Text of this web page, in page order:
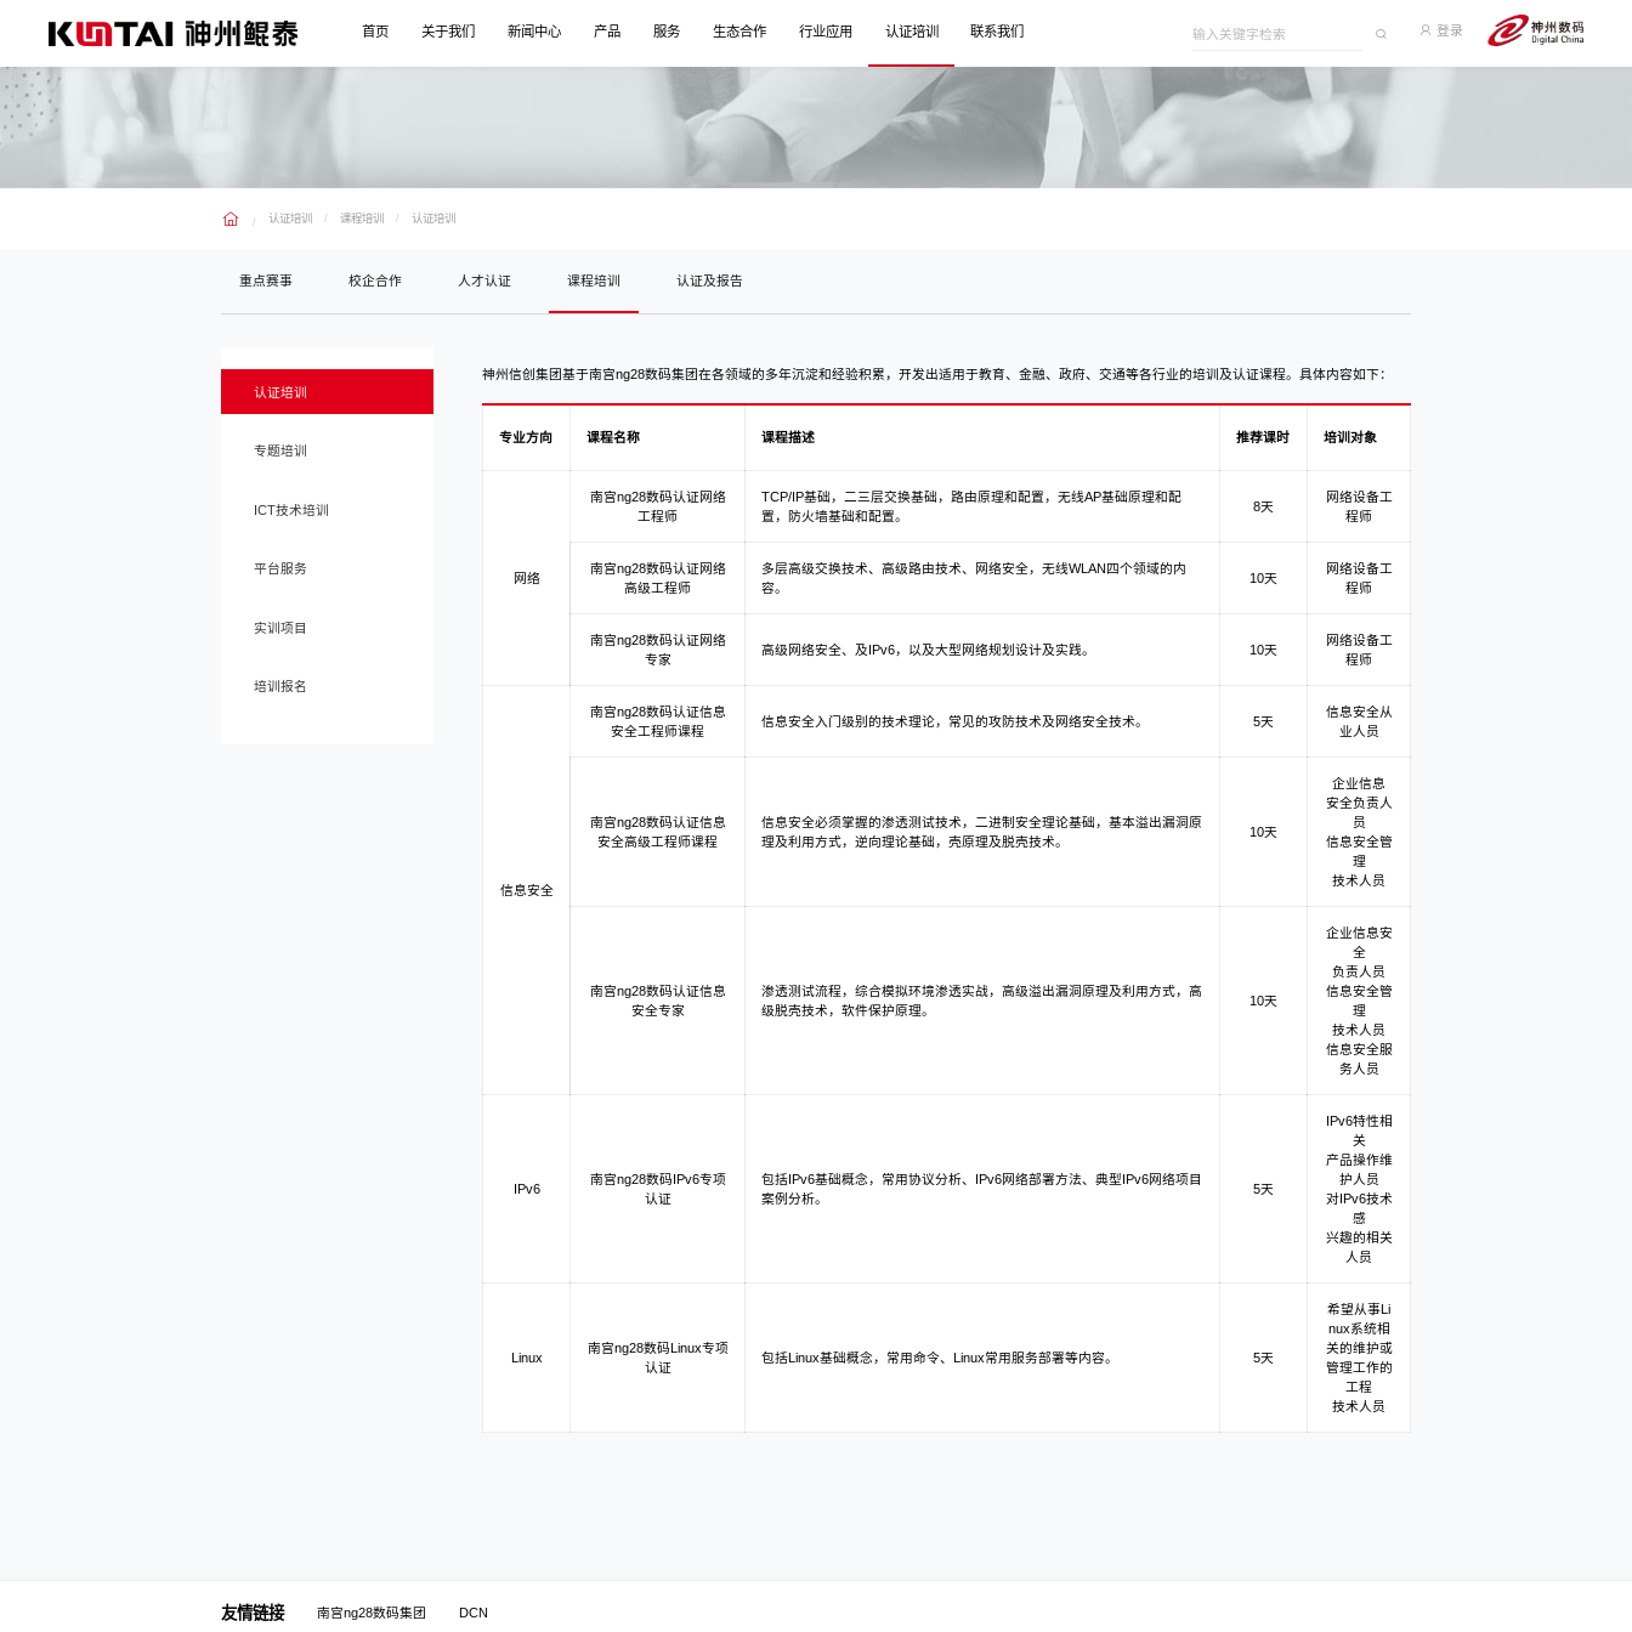
首页 关于我们 新闻中心 产品 服务 生态合作 行业应用 认证培训 联系我们 登录
认证培训 课程培训 认证培训
重点赛事 校企合作 人才认证 课程培训 认证及报告
认证培训
专题培训
ICT技术培训
平台服务
实训项目
培训报名
神州信创集团基于南宫ng28数码集团在各领域的多年沉淀和经验积累，开发出适用于教育、金融、政府、交通等各行业的培训及认证课程。具体内容如下：
专业方向 课程名称 课程描述 推荐课时 培训对象
网络
南宫ng28数码认证网络
工程师
TCP/IP基础，二三层交换基础，路由原理和配置，无线AP基础原理和配
置，防火墙基础和配置。
8天
网络设备工
程师
南宫ng28数码认证网络
高级工程师
多层高级交换技术、高级路由技术、网络安全，无线WLAN四个领域的内
容。
10天
网络设备工
程师
南宫ng28数码认证网络
专家
高级网络安全、及IPv6，以及大型网络规划设计及实践。 10天
网络设备工
程师
信息安全
南宫ng28数码认证信息
安全工程师课程
信息安全入门级别的技术理论，常见的攻防技术及网络安全技术。 5天
信息安全从
业人员
南宫ng28数码认证信息
安全高级工程师课程
信息安全必须掌握的渗透测试技术，二进制安全理论基础，基本溢出漏洞原
理及利用方式，逆向理论基础，壳原理及脱壳技术。
10天
企业信息
安全负责人
员
信息安全管
理
技术人员
南宫ng28数码认证信息
安全专家
渗透测试流程，综合模拟环境渗透实战，高级溢出漏洞原理及利用方式，高
级脱壳技术，软件保护原理。
10天
企业信息安
全
负责人员
信息安全管
理
技术人员
信息安全服
务人员
IPv6
南宫ng28数码IPv6专项
认证
包括IPv6基础概念，常用协议分析、IPv6网络部署方法、典型IPv6网络项目
案例分析。
5天
IPv6特性相
关
产品操作维
护人员
对IPv6技术
感
兴趣的相关
人员
Linux
南宫ng28数码Linux专项
认证
包括Linux基础概念，常用命令、Linux常用服务部署等内容。 5天
希望从事Li
nux系统相
关的维护或
管理工作的
工程
技术人员
友情链接 南宫ng28数码集团 DCN